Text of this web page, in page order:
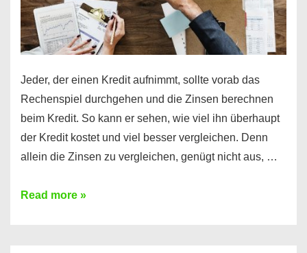
Jeder, der einen Kredit aufnimmt, sollte vorab das
Rechenspiel durchgehen und die Zinsen berechnen
beim Kredit. So kann er sehen, wie viel ihn überhaupt
der Kredit kostet und viel besser vergleichen. Denn
allein die Zinsen zu vergleichen, genügt nicht aus, …
Ganz
Read more »